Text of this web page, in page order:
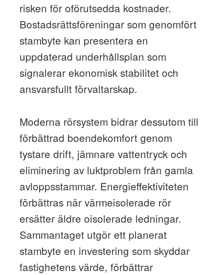
risken för oförutsedda kostnader.
Bostadsrättsföreningar som genomfört
stambyte kan presentera en
uppdaterad underhållsplan som
signalerar ekonomisk stabilitet och
ansvarsfullt förvaltarskap.
Moderna rörsystem bidrar dessutom till
förbättrad boendekomfort genom
tystare drift, jämnare vattentryck och
eliminering av luktproblem från gamla
avloppsstammar. Energieffektiviteten
förbättras när värmeisolerade rör
ersätter äldre oisolerade ledningar.
Sammantaget utgör ett planerat
stambyte en investering som skyddar
fastighetens värde, förbättrar